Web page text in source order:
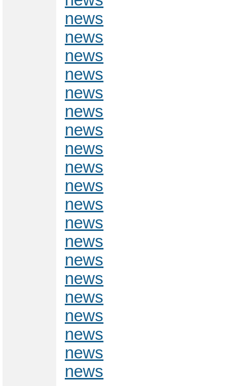
news
news
news
news
news
news
news
news
news
news
news
news
news
news
news
news
news
news
news
news